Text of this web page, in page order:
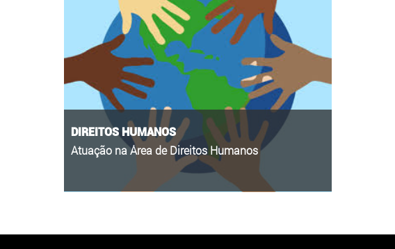
DIREITOS HUMANOS
Atuação na Área de Direitos Humanos